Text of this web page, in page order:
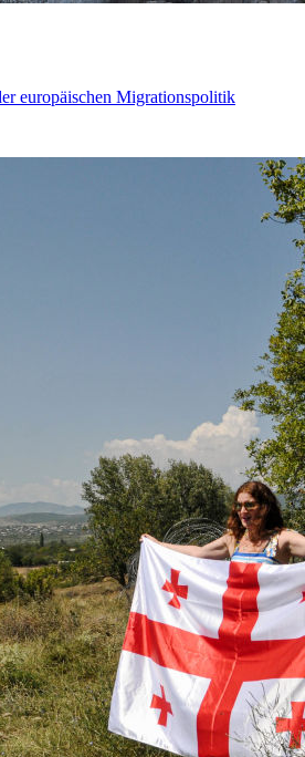
europäischen Migrationspolitik